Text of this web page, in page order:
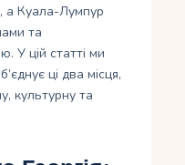
а Куала-Лумпур
та
У цій статті ми
ці два місця,
культурну та